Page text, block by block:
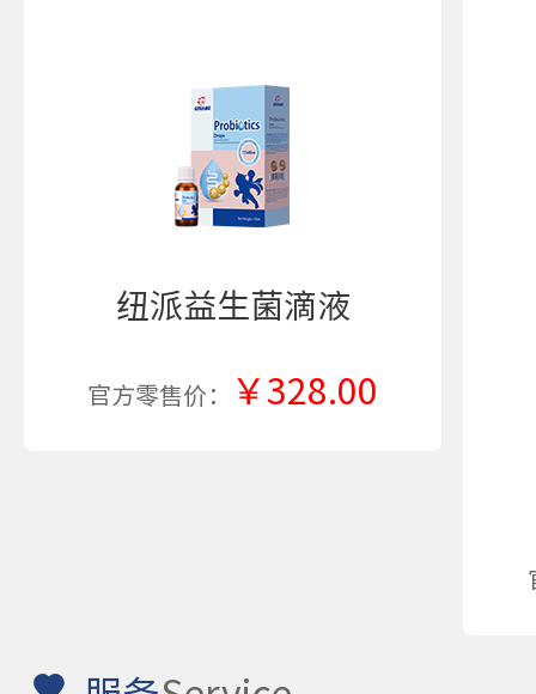
纽派益生菌滴液
官方零售价： ￥328.00